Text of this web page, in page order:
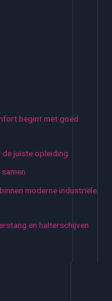
begint met goed
juiste opleiding
moderne industriële
en halterschijven